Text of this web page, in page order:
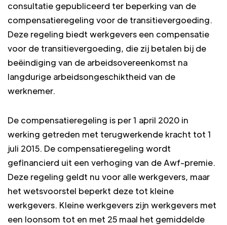
consultatie gepubliceerd ter beperking van de
compensatieregeling voor de transitievergoeding.
Deze regeling biedt werkgevers een compensatie
voor de transitievergoeding, die zij betalen bij de
beëindiging van de arbeidsovereenkomst na
langdurige arbeidsongeschiktheid van de
werknemer.
De compensatieregeling is per 1 april 2020 in
werking getreden met terugwerkende kracht tot 1
juli 2015. De compensatieregeling wordt
gefinancierd uit een verhoging van de Awf-premie.
Deze regeling geldt nu voor alle werkgevers, maar
het wetsvoorstel beperkt deze tot kleine
werkgevers. Kleine werkgevers zijn werkgevers met
een loonsom tot en met 25 maal het gemiddelde